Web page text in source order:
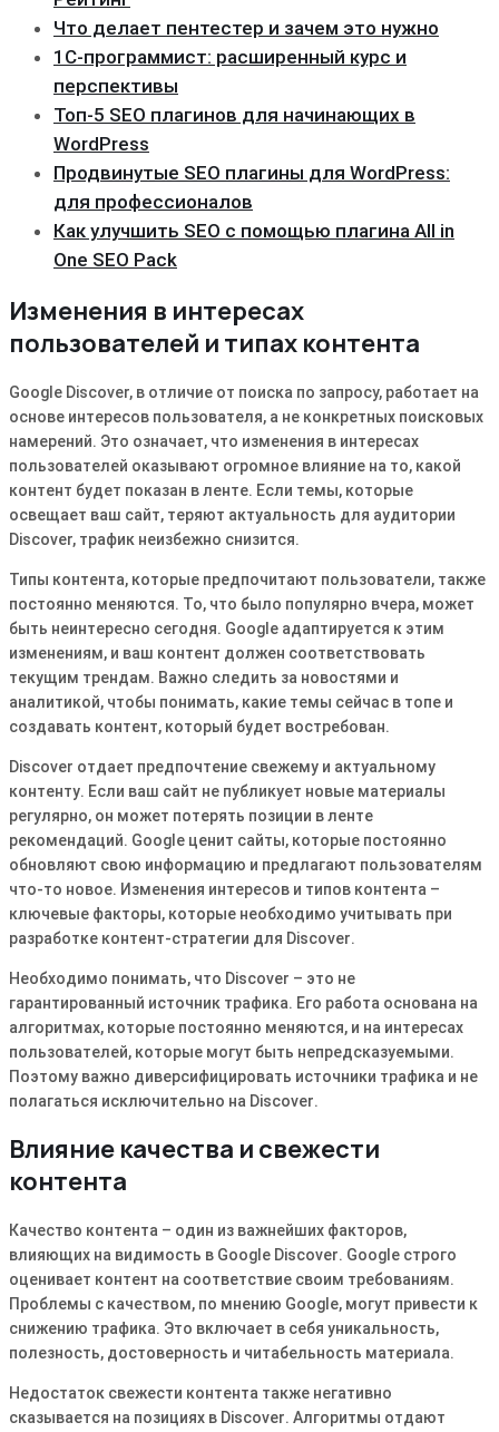
Что делает пентестер и зачем это нужно
1С-программист: расширенный курс и
перспективы
Топ-5 SEO плагинов для начинающих в
WordPress
Продвинутые SEO плагины для WordPress:
для профессионалов
Как улучшить SEO с помощью плагина All in
One SEO Pack
Изменения в интересах
пользователей и типах контента
Google Discover, в отличие от поиска по запросу, работает на
основе интересов пользователя, а не конкретных поисковых
намерений․ Это означает, что изменения в интересах
пользователей оказывают огромное влияние на то, какой
контент будет показан в ленте․ Если темы, которые
освещает ваш сайт, теряют актуальность для аудитории
Discover, трафик неизбежно снизится․
Типы контента, которые предпочитают пользователи, также
постоянно меняются․ То, что было популярно вчера, может
быть неинтересно сегодня․ Google адаптируется к этим
изменениям, и ваш контент должен соответствовать
текущим трендам․ Важно следить за новостями и
аналитикой, чтобы понимать, какие темы сейчас в топе и
создавать контент, который будет востребован․
Discover отдает предпочтение свежему и актуальному
контенту․ Если ваш сайт не публикует новые материалы
регулярно, он может потерять позиции в ленте
рекомендаций․ Google ценит сайты, которые постоянно
обновляют свою информацию и предлагают пользователям
что-то новое․ Изменения интересов и типов контента –
ключевые факторы, которые необходимо учитывать при
разработке контент-стратегии для Discover․
Необходимо понимать, что Discover – это не
гарантированный источник трафика․ Его работа основана на
алгоритмах, которые постоянно меняются, и на интересах
пользователей, которые могут быть непредсказуемыми․
Поэтому важно диверсифицировать источники трафика и не
полагаться исключительно на Discover․
Влияние качества и свежести
контента
Качество контента – один из важнейших факторов,
влияющих на видимость в Google Discover․ Google строго
оценивает контент на соответствие своим требованиям․
Проблемы с качеством, по мнению Google, могут привести к
снижению трафика․ Это включает в себя уникальность,
полезность, достоверность и читабельность материала․
Недостаток свежести контента также негативно
сказывается на позициях в Discover․ Алгоритмы отдают